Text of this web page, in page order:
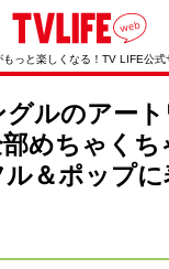
もっと楽しくなる！TV LIFE公式
ルのアート
めちゃくち
＆ポップに